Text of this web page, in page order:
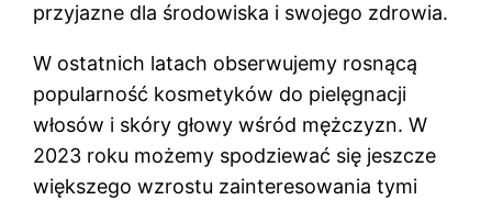
przyjazne dla środowiska i swojego zdrowia.
W ostatnich latach obserwujemy rosnącą
popularność kosmetyków do pielęgnacji
włosów i skóry głowy wśród mężczyzn. W
2023 roku możemy spodziewać się jeszcze
większego wzrostu zainteresowania tymi